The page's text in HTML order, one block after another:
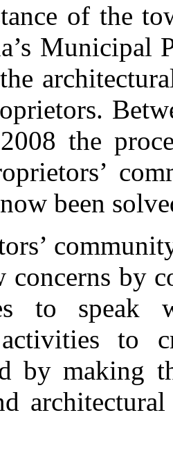
of the
Municipal
the
been
concerns by
to speak
to
by making